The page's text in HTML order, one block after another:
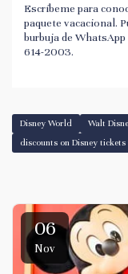
Escríbeme para
paquete vacacional.
burbuja de
614-2003.
Disney World Walt
discounts on Disney tickets
06
Nov